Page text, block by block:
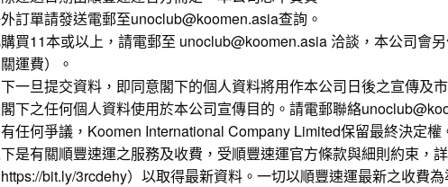
訂單請發送電郵至unoclub@koomen.asia查詢。
買11本或以上，請電郵至 unoclub@koomen.asia 洽談，本公司會
運費）。
一旦提交資料，即同意閣下的個人資料將用作本公司日後之宣傳及
下之任何個人資料使用於本公司宣傳目的。請電郵聯絡
任何爭議，Koomen International Company Limited保留最終決定權
是有關順豐速運之服務及收費，受順豐速運官方條款與細則約束，
https://bit.ly/3rcdehy）以取得最新資料。一切以順豐速運最新之收費